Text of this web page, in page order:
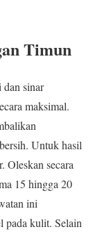
Timun
sinar
maksimal.
Untuk hasil
Oleskan secara
15 hingga 20
ini
pada kulit. Selain